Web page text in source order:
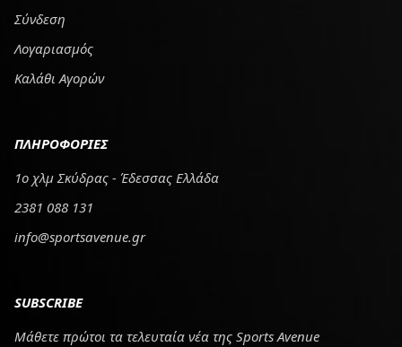
Σύνδεση
Λογαριασμός
Καλάθι Αγορών
ΠΛΗΡΟΦΟΡΙΕΣ
1ο χλμ Σκύδρας - Έδεσσας Ελλάδα
2381 088 131
info@sportsavenue.gr
SUBSCRIBE
Μάθετε πρώτοι τα τελευταία νέα της Sports Avenue